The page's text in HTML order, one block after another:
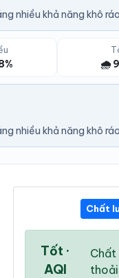
nhiều khả năng khô
🌧️
nhiều khả năng khô
08:00 AM
26 °
Chất
Tốt ·
AQI